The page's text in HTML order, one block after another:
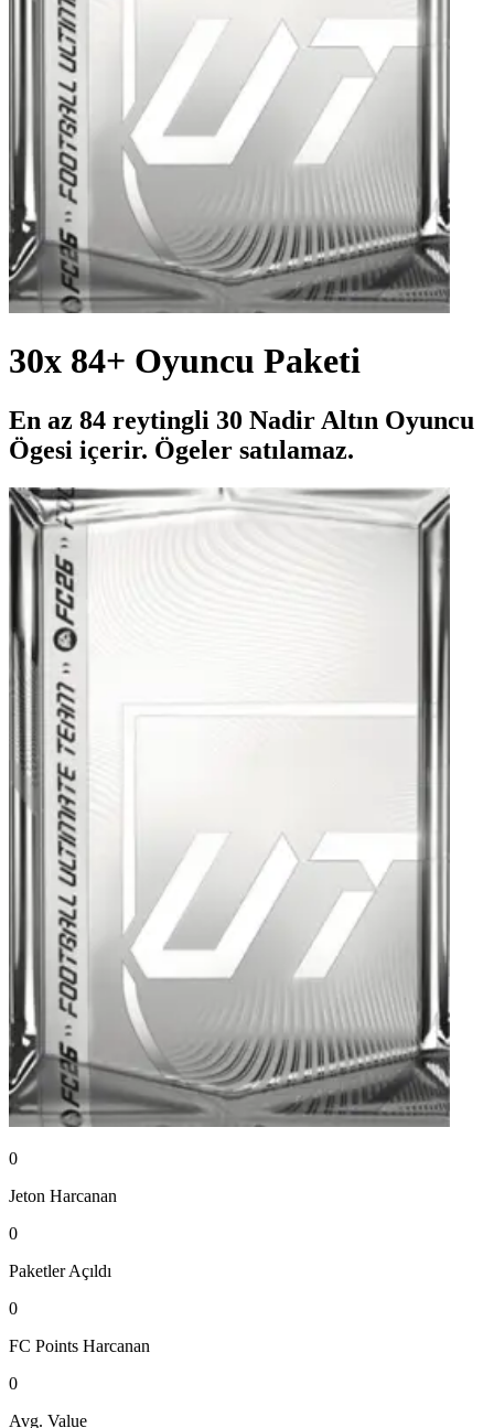
30x 84+ Oyuncu Paketi
En az 84 reytingli 30 Nadir Altın Oyuncu
Ögesi içerir. Ögeler satılamaz.
0
Jeton Harcanan
0
Paketler Açıldı
0
FC Points Harcanan
0
Avg. Value